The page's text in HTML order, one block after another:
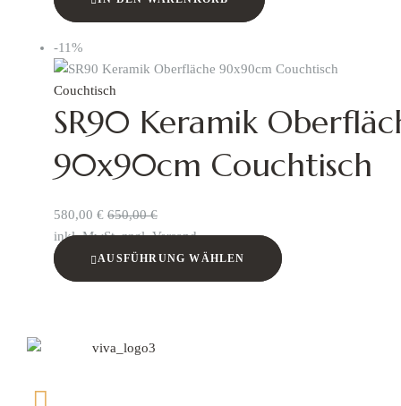
-11%
Couchtisch
SR90 Keramik
90x90cm Couchtisch
580,00 € 650,00€
inkl. MwSt. zzgl. Versand
AUSFÜHRUNG WÄHLEN